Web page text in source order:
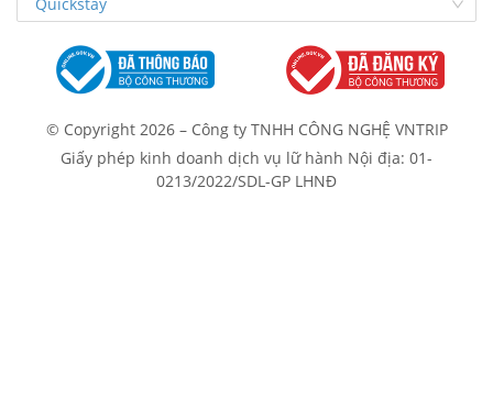
© Copyright 2026– Công ty TNHH CÔNG NGHỆ VNTRIP
Giấy phép kinh doanh dịch vụ lữ hành Nội địa: 01-
0213/2022/SDL-GP LHNĐ